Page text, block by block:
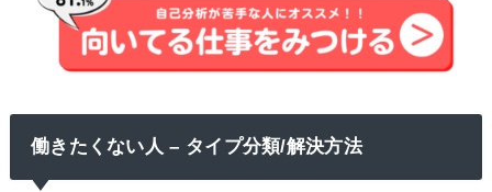
働きたくない人 – タイプ分類/解決方法